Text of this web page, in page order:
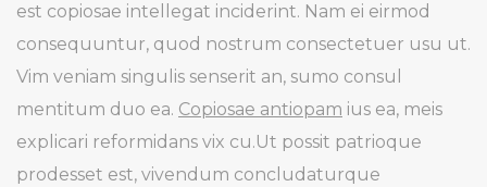
est copiosae intellegat inciderint. Nam ei eirmod
consequuntur, quod nostrum consectetuer usu ut.
Vim veniam singulis senserit an, sumo consul
mentitum duo ea. Copiosae antiopam ius ea, meis
explicari reformidans vix cu.Ut possit patrioque
prodesset est, vivendum concludaturque